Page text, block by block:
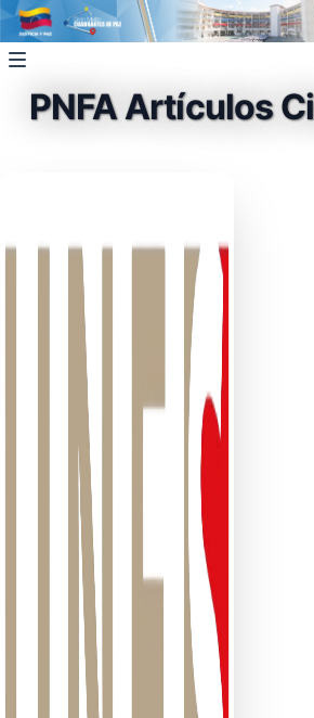
PNFA Artículos